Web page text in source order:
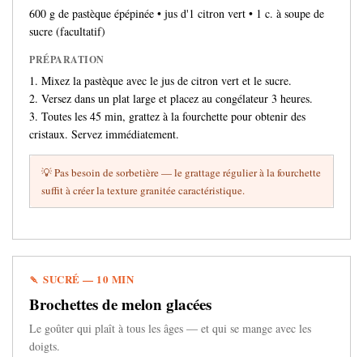
600 g de pastèque épépinée • jus d'1 citron vert • 1 c. à soupe de
sucre (facultatif)
PRÉPARATION
1. Mixez la pastèque avec le jus de citron vert et le sucre.
2. Versez dans un plat large et placez au congélateur 3 heures.
3. Toutes les 45 min, grattez à la fourchette pour obtenir des
cristaux. Servez immédiatement.
💡 Pas besoin de sorbetière — le grattage régulier à la fourchette
suffit à créer la texture granitée caractéristique.
🍡 SUCRÉ — 10 MIN
Brochettes de melon glacées
Le goûter qui plaît à tous les âges — et qui se mange avec les
doigts.